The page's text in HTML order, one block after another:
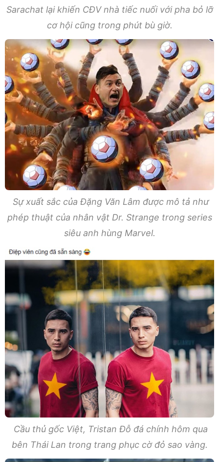
Sarachat lại khiến CĐV nhà tiếc nuối với pha bỏ lỡ
cơ hội cũng trong phút bù giờ.
Sự xuất sắc của Đặng Văn Lâm được mô tả như
phép thuật của nhân vật Dr. Strange trong series
siêu anh hùng Marvel.
Cầu thủ gốc Việt, Tristan Đỗ đá chính hôm qua
bên Thái Lan trong trang phục cờ đỏ sao vàng.